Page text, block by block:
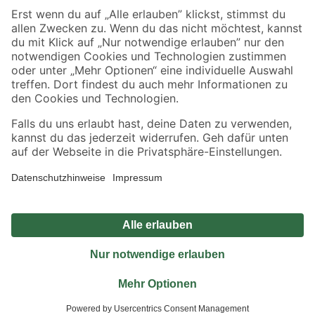
Sicher einkaufen
Jetzt die toom-App herunterladen
Alle Preisangaben in EUR inkl. gesetzl. MwSt.. Die dargestellten Angebote sind unter
Umständen nicht in allen Märkten verfügbar. Die angegebenen Verfügbarkeiten beziehen
Produkte nur solange der Vorrat reicht.
*Paketversand ab 59 € versandkostenfrei, gilt nicht für Artikel mit Speditionsversand, hier
Privatsphäre Impressum
Nutzungsbedingungen
Widerrufsrecht
Vertrag widerrufen
© 2026 toom Baumarkt GmbH